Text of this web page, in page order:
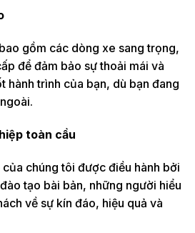
gồm các dòng xe sang trọng,
để đảm bảo sự thoải mái và
hành trình của bạn, dù bạn đang
toàn cầu
chúng tôi được điều hành bởi
tạo bài bản, những người hiểu
về sự kín đáo, hiệu quả và